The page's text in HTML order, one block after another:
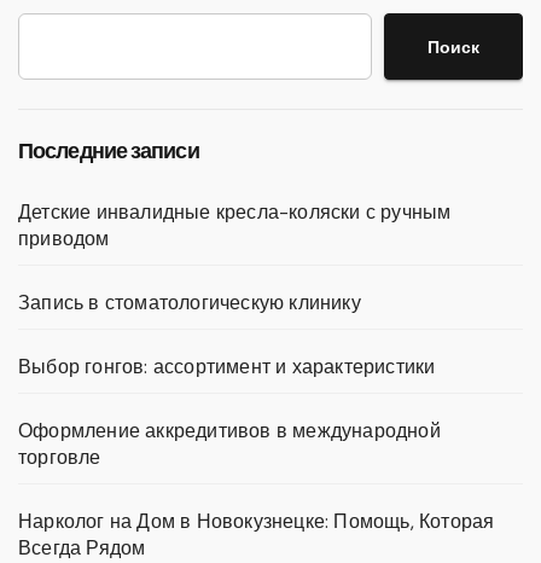
A
p
a
m
kl
a
в
и Поиск
Последние записи
Детские инвалидные кресла-коляски с ручным
приводом
Запись в стоматологическую клинику
Выбор гонгов: ассортимент и характеристики
Оформление аккредитивов в международной
торговле
Нарколог на Дом в Новокузнецке: Помощь, Которая
Всегда Рядом